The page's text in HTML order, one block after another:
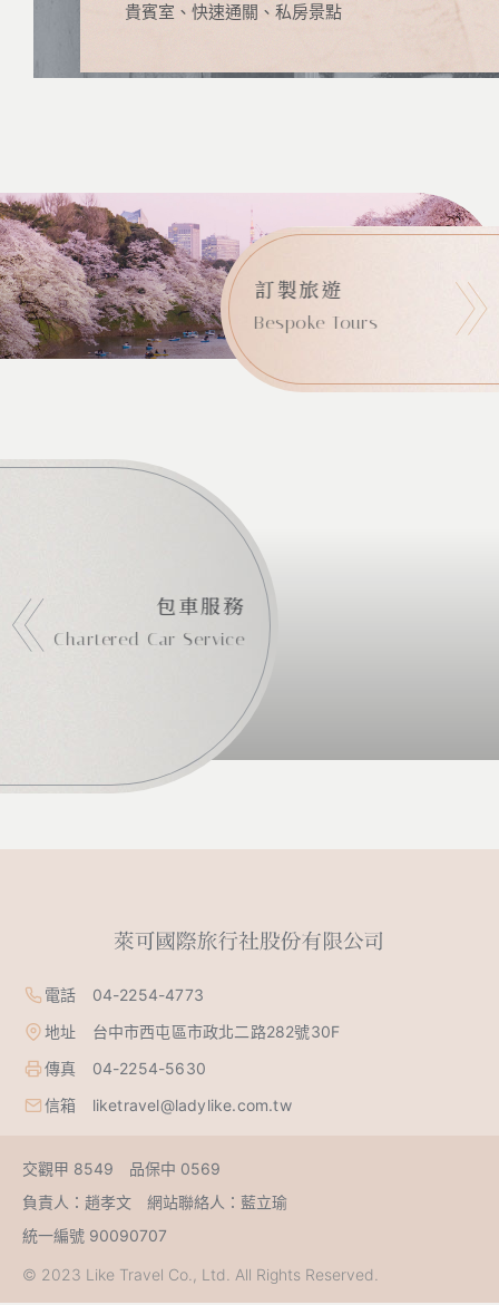
貴賓室、快速通關、私房景點
訂製旅遊
Bespoke Tours
包車服務
Chartered Car Service
電話 04-2254-4773
地址 台中市西屯區市政北二路282號30F
傳真 04-2254-5630
信箱 liketravel@ladylike.com.tw
交觀甲 8549 品保中 0569
負責人：趙孝文 網站聯絡人：藍立瑜
統一編號 90090707
© 2023 Like Travel Co., Ltd. All Rights Reserved.